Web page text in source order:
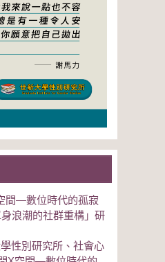
間—數位時代的孤寂
浪潮的社群重構」研
性別研究所、社會心